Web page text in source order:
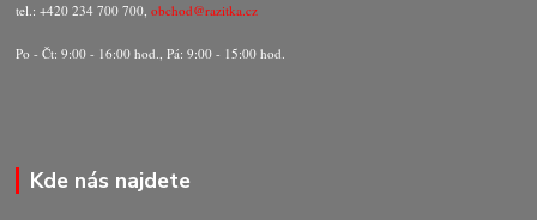
tel.: +420 234 700 700,obchod@razitka.cz
Po - Čt: 9:00 - 16:00 hod., Pá: 9:00 - 15:00 hod.
Kde nás najdete